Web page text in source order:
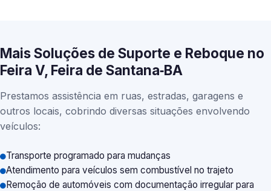
Mais Soluções de Suporte e Reboque no
Feira V, Feira de Santana‑BA
Prestamos assistência em ruas, estradas, garagens e
outros locais, cobrindo diversas situações envolvendo
veículos:
Transporte programado para mudanças
Atendimento para veículos sem combustível no trajeto
Remoção de automóveis com documentação irregular para